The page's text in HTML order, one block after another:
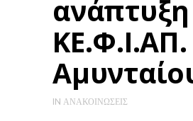
ΚΕ.Φ.Ι.ΑΠ.
IN ΑΝΑΚΟΙΝΏΣΕΙΣ